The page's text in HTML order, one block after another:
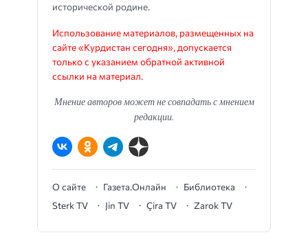
исторической родине.
Использование материалов, размещенных на
сайте «Курдистан сегодня», допускается
только с указанием обратной активной
ссылки на материал.
Мнение авторов может не совпадать с мнением
редакции.
О сайте Газета.Онлайн
Библиотека
Sterk TV
Jin TV Çira TV Zarok TV